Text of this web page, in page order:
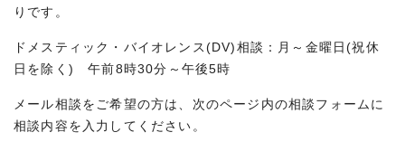
りです。
ドメスティック・バイオレンス(DV)相談：月～金曜日(祝休
日を除く) 午前8時30分～午後5時
メール相談をご希望の方は、次のページ内の相談フォームに
相談内容を入力してください。